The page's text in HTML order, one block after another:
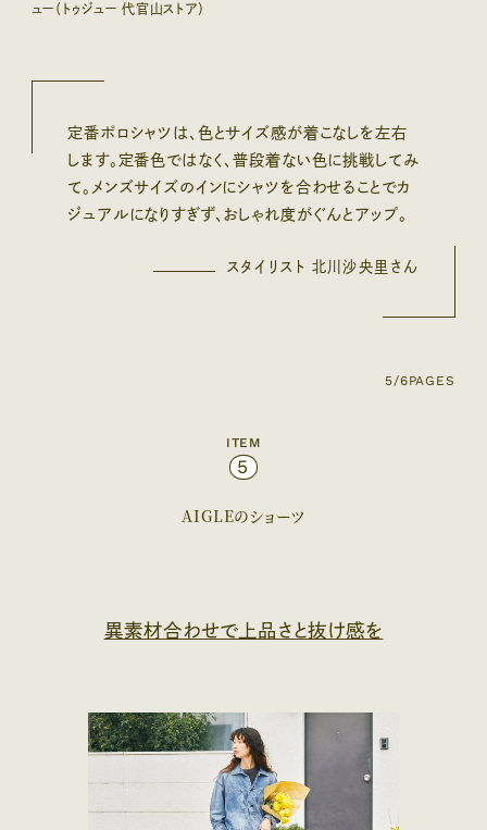
ュー（トゥジュー 代官山ストア）
定番ポロシャツは、色とサイズ感が着こなしを左右
します。定番色ではなく、普段着ない色に挑戦してみ
て。メンズサイズのインにシャツを合わせることでカ
ジュアルになりすぎず、おしゃれ度がぐんとアップ。
スタイリスト 北川沙央里さん
5/6PAGES
ITEM
5
AIGLEのショーツ
異素材合わせで上品さと抜け感を